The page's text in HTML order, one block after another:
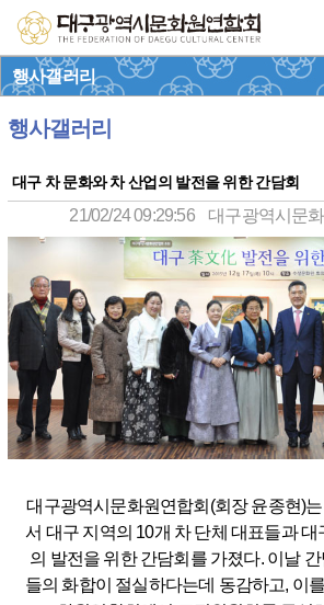
행사갤러리
행사갤러리
대구 차 문화와 차 산업의 발전을 위한 간담회
21/02/24 09:29:56 대구광역시문
대구광역시문화원연합회(회장 윤종현)
서 대구 지역의 10개 차 단체 대표들과 대
의 발전을 위한 간담회를 가졌다. 이날
들의 화합이 절실하다는데 동감하고, 이